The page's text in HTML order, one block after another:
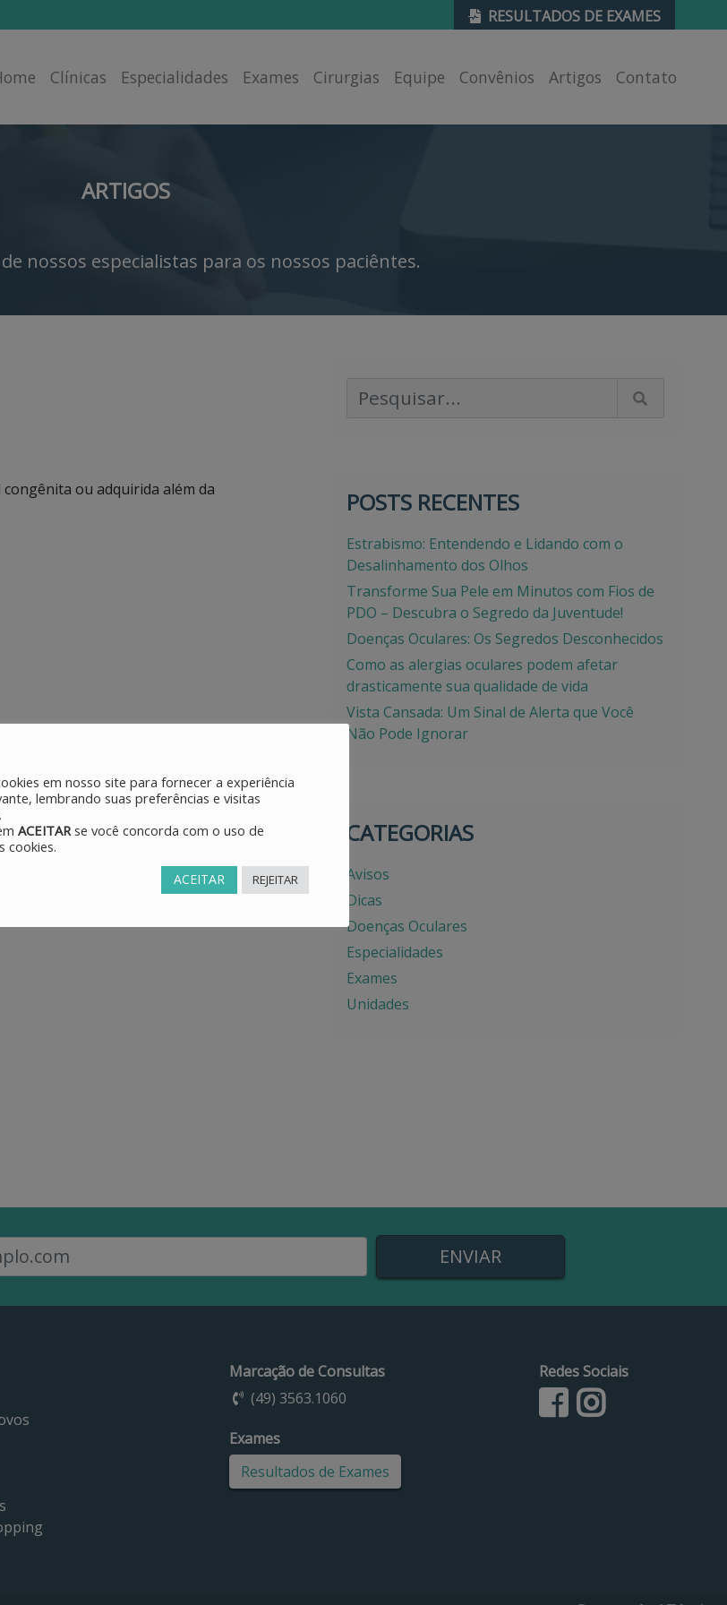
RESULTADOS DE EXAMES
Clínicas Especialidades Exames Cirurgias Equipe Convênios Artigos Contato
ARTIGOS
nossos especialistas para os nossos paciêntes.
ou adquirida além da
Pesquisar Artigos
POSTS RECENTES
Estrabismo: Entendendo e Lidando com o
Desalinhamento dos Olhos
Transforme Sua Pele em Minutos com Fios de
PDO – Descubra o Segredo da Juventude!
Doenças Oculares: Os Segredos Desconhecidos
Como as alergias oculares podem afetar
drasticamente sua qualidade de vida
Vista Cansada: Um Sinal de Alerta que Você
Não Pode Ignorar
CATEGORIAS
Avisos
Dicas
Doenças Oculares
Especialidades
Exames
Unidades
Marcação de Consultas
(49) 3563.1060
Exames
Resultados de Exames
Redes Sociais
em nosso site para fornecer a experiência
lembrando suas preferências e visitas
ACEITARse você concorda com o uso de
cookies.
ACEITAR REJEITAR